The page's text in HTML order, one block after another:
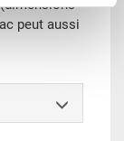
peut aussi